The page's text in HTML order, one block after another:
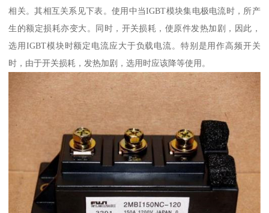
相关。其相互关系见下表。使用中当IGBT模块集电极电流时，所产
生的额定损耗亦变大。同时，开关损耗，使原件发热加剧，因此，
选用IGBT模块时额定电流应大于负载电流。特别是用作高频开关
时，由于开关损耗，发热加剧，选用时应该降等使用。